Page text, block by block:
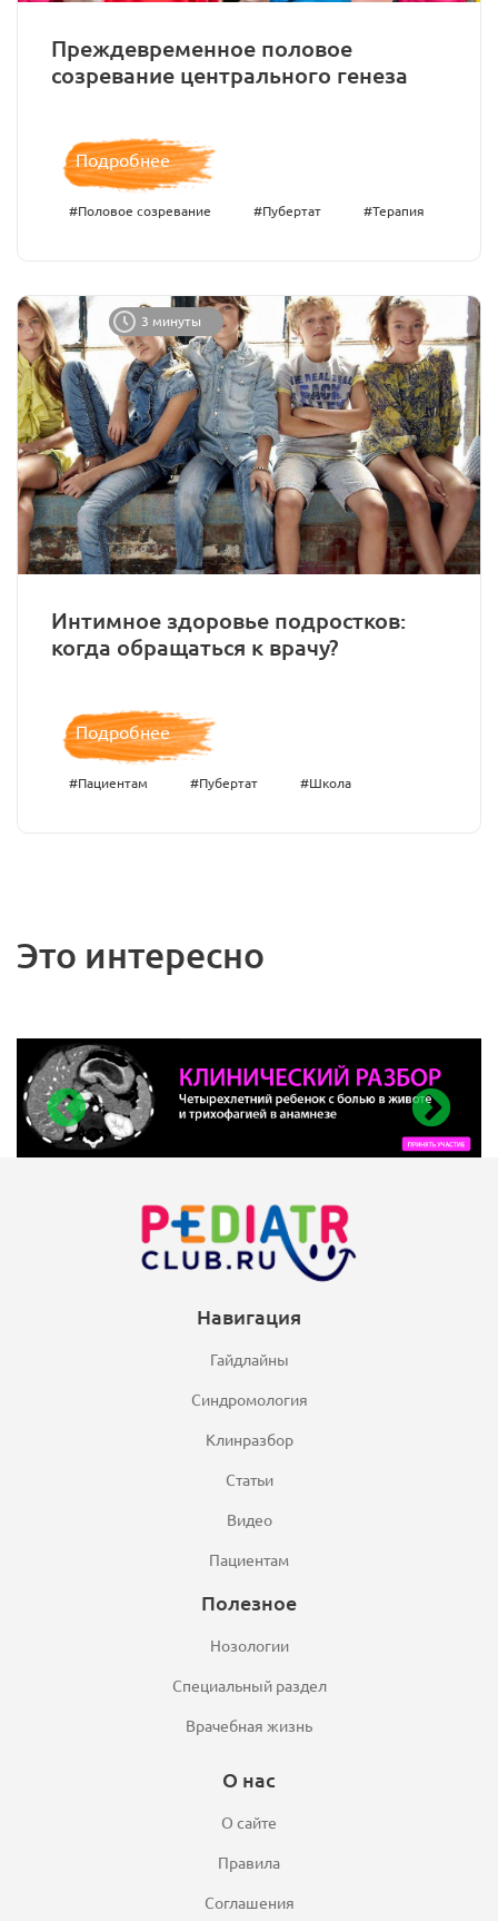
Преждевременное половое
созревание центрального генеза
Подробнее
#Половое созревание #Пубертат #Терапия
3 минуты
Интимное здоровье подростков:
когда обращаться к врачу?
Подробнее
#Пациентам #Пубертат #Школа
Это интересно
Навигация
Гайдлайны
Синдромология
Клинразбор
Статьи
Видео
Пациентам
Полезное
Нозологии
Специальный раздел
Врачебная жизнь
О нас
О сайте
Правила
Соглашения